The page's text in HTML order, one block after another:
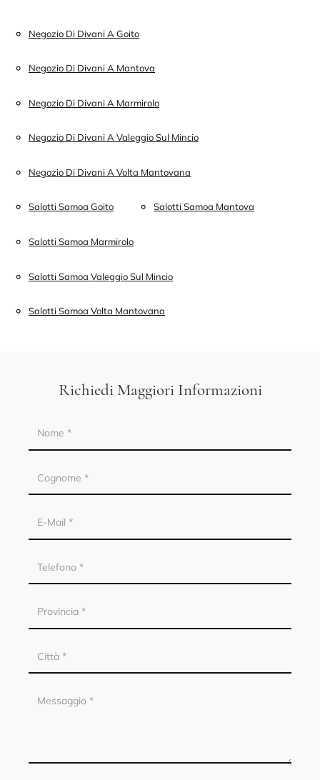
Negozio Di Divani A Goito
Negozio Di Divani A Mantova
Negozio Di Divani A Marmirolo
Negozio Di Divani A Valeggio Sul Mincio
Negozio Di Divani A Volta Mantovana
Salotti Samoa Goito Salotti Samoa Mantova
Salotti Samoa Marmirolo
Salotti Samoa Valeggio Sul Mincio
Salotti Samoa Volta Mantovana
Richiedi Maggiori Informazioni